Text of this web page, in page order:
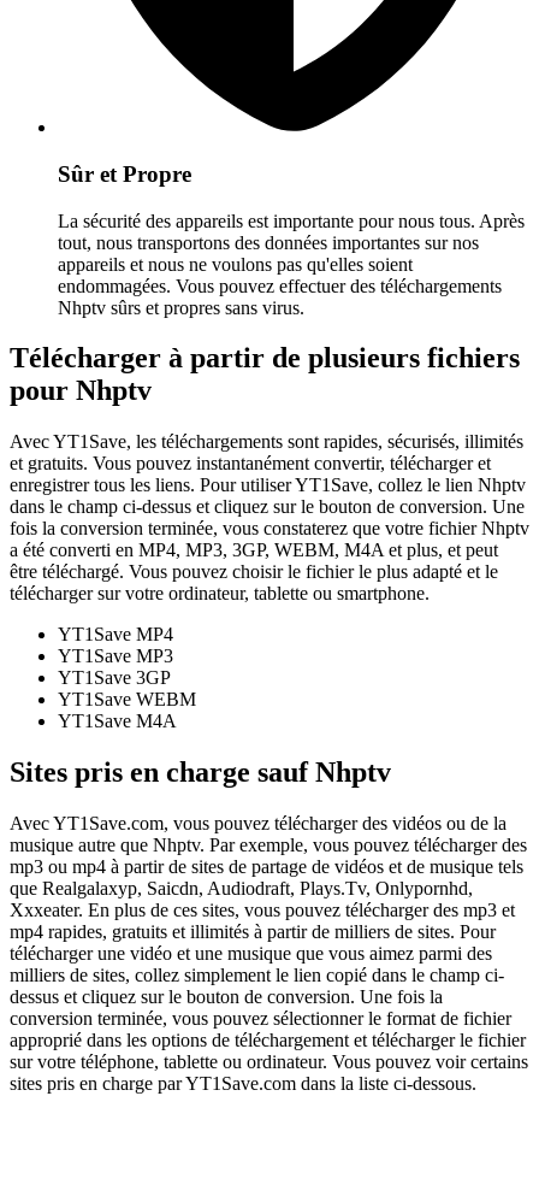
Sûr et Propre
La sécurité des appareils est importante pour nous tous. Après
tout, nous transportons des données importantes sur nos
appareils et nous ne voulons pas qu'elles soient
endommagées. Vous pouvez effectuer des téléchargements
Nhptv sûrs et propres sans virus.
Télécharger à partir de plusieurs fichiers
pour Nhptv
Avec YT1Save, les téléchargements sont rapides, sécurisés, illimités
et gratuits. Vous pouvez instantanément convertir, télécharger et
enregistrer tous les liens. Pour utiliser YT1Save, collez le lien Nhptv
dans le champ ci-dessus et cliquez sur le bouton de conversion. Une
fois la conversion terminée, vous constaterez que votre fichier Nhptv
a été converti en MP4, MP3, 3GP, WEBM, M4A et plus, et peut
être téléchargé. Vous pouvez choisir le fichier le plus adapté et le
télécharger sur votre ordinateur, tablette ou smartphone.
YT1Save MP4
YT1Save MP3
YT1Save 3GP
YT1Save WEBM
YT1Save M4A
Sites pris en charge sauf Nhptv
Avec YT1Save.com, vous pouvez télécharger des vidéos ou de la
musique autre que Nhptv. Par exemple, vous pouvez télécharger des
mp3 ou mp4 à partir de sites de partage de vidéos et de musique tels
que Realgalaxyp, Saicdn, Audiodraft, Plays.Tv, Onlypornhd,
Xxxeater. En plus de ces sites, vous pouvez télécharger des mp3 et
mp4 rapides, gratuits et illimités à partir de milliers de sites. Pour
télécharger une vidéo et une musique que vous aimez parmi des
milliers de sites, collez simplement le lien copié dans le champ ci-
dessus et cliquez sur le bouton de conversion. Une fois la
conversion terminée, vous pouvez sélectionner le format de fichier
approprié dans les options de téléchargement et télécharger le fichier
sur votre téléphone, tablette ou ordinateur. Vous pouvez voir certains
sites pris en charge par YT1Save.com dans la liste ci-dessous.